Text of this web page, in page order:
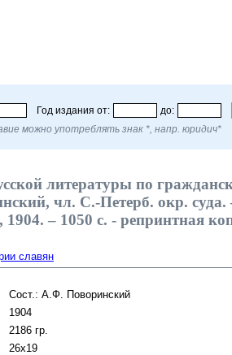
Год издания от: до:
можно употреблять знак *, напр. юридич*
литературы по
чл. С.-Петерб. окр.
– 1050 с. - репринтная
славян
Сост.: А.Ф. Поворинский
1904
2186 гр.
26x19